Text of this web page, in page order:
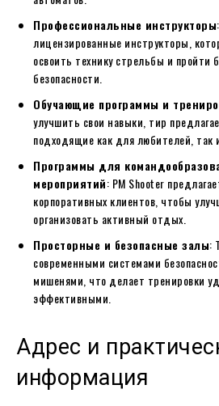
Профессиональные инструкторы
лицензированные инструкторы,
освоить технику стрельбы и пройти
безопасности.
Обучающие программы и
улучшить свои навыки, тир
подходящие как для любителей, так
Программы для
мероприятий: PM Shooter
корпоративных клиентов, чтобы
организовать активный отдых.
Просторные и безопасные залы:
современными системами
мишенями, что делает тренировки
эффективными.
Адрес и
информация